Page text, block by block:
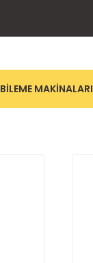
BİLEME MAKİNALARI